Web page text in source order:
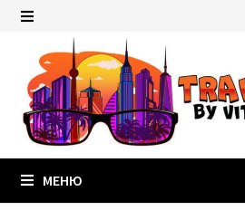
Перейти
содержимому
МЕНЮ